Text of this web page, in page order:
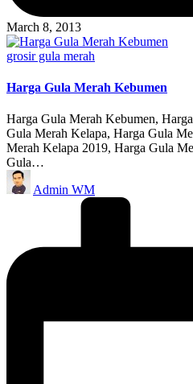
March 8, 2013
Posted
grosir gula merah
Harga Gula Merah Kebumen
Harga Gula Merah Kebumen,
Gula Merah Kelapa, Harga Gula
Merah Kelapa 2019, Harga Gula
Gula…
Posted
by
Admin WM